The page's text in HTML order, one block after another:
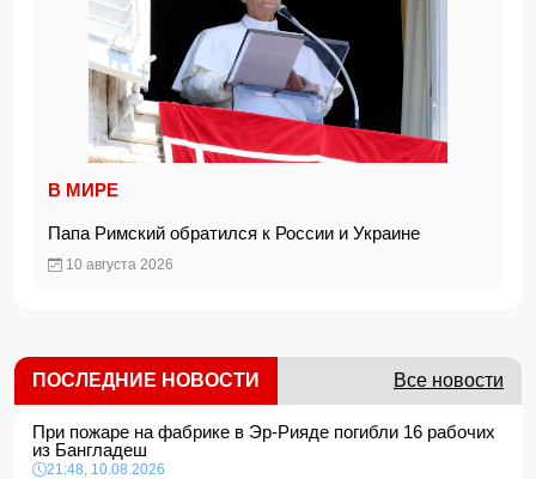
В МИРЕ
Папа Римский обратился к России и Украине
10 августа 2026
ПОСЛЕДНИЕ НОВОСТИ Все новости
При пожаре на фабрике в Эр-Рияде погибли 16 рабочих
из Бангладеш
21:48, 10.08.2026